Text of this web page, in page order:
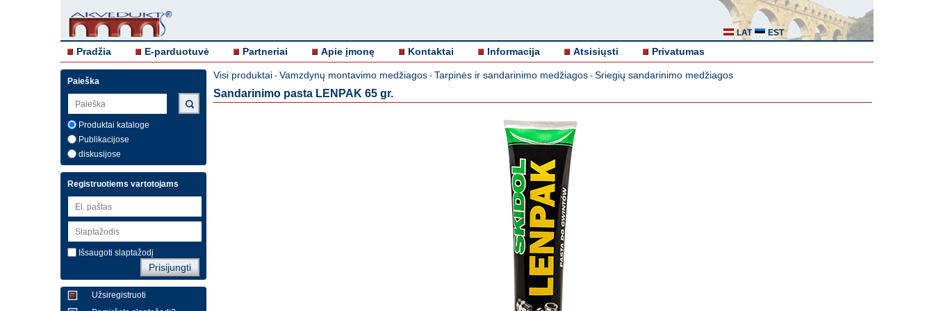
LAT EST
Pradžia E-parduotuvė Partneriai Apie įmonę Kontaktai Informacija Atsisiųsti Privatumas
Paieška
Produktai kataloge
Publikacijose
diskusijose
Registruotiems vartotojams
Išsaugoti slaptažodį
Užsiregistruoti
Visi produktai - Vamzdynų montavimo medžiagos - Tarpinės ir sandarinimo medžiagos - Sriegių sandarinimo medžiagos
Sandarinimo pasta LENPAK 65 gr.